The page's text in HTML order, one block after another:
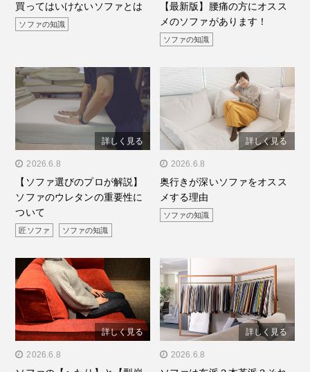
ファとは"/>
買ってはいけないソファとは
ソファの知識
にオススメのソファがあり
ます！"/>
【最新版】腰痛の方にオスス
メのソファがあります！
ソファの知識
" alt="【ソファ選びのプロ
が解説】ソファのウレタン
の重要性について"/>
詳しく見る
2026.6.8
【ソファ選びのプロが解説】
ソファのウレタンの重要性に
ついて
匠ソファ ソファの知識
" alt="奥行きが深いソファ
をオススメする理由"/>
詳しく見る
2026.6.8
奥行きが深いソファをオスス
メする理由
ソファの知識
" alt="ソファの【へたり】
詳しく見る
2026.6.8
" alt="ソファは布派？本革
詳しく見る
2026.6.8